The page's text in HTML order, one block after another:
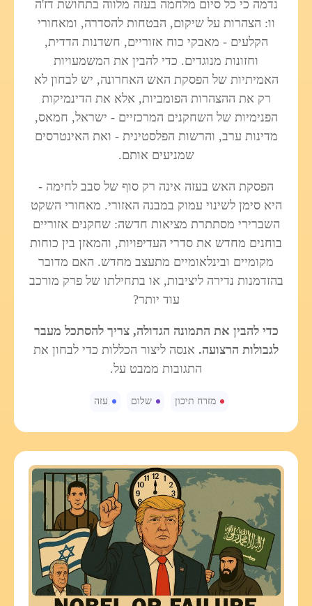
נדמה כי כל סיום מלחמה בעזה מלווה בתחושת דז'ה
וו: הצהרות על שיקום, הבטחות להסדרה, ומאחורי
הקלעים - מאבקי כוח אזוריים, חשדנות הדדית,
וחזונות מנוגדים. כדי להבין את המשמעויות
האמיתיות של הפסקת האש האחרונה, יש לבחון לא
רק את ההצהרות הפומביות, אלא את הדינמיקות
הפנימיות של השחקנים המרכזיים - ישראל, חמאס,
מדינות ערב, והרשות הפלסטינית - ואת האינטרסים
שמניעים אותם.
הפסקת האש בעזה אינה רק סוף של סבב לחימה -
היא סימן לשינוי עמוק במבנה האזורי. מאחורי השקט
השברירי מסתתרת מציאות חדשה: שחקנים אזוריים
בוחנים מחדש את סדרי העדיפויות, והמאזן בין כוחות
מקומיים ובינלאומיים מתעצב מחדש. האם מדובר
בהזדמנות נדירה ליציבות, או בתחילתו של פרק מורכב
עוד יותר?
כדי להבין את התמונה הגדולה, צריך להסתכל מעבר
לגבולות הרצועה. אנסה ליצור הכללות כדי לבחון את
התגובות ממבט על.
מזרח תיכון שלום עזה